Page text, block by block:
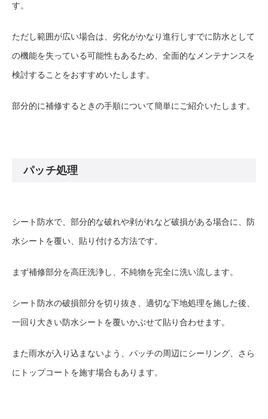
す。
ただし範囲が広い場合は、劣化がかなり進行しすでに防水として
の機能を失っている可能性もあるため、全面的なメンテナンスを
検討することをおすすめいたします。
部分的に補修するときの手順について簡単にご紹介いたします。
パッチ処理
シート防水で、部分的な破れや剥がれなど破損がある場合に、防
水シートを覆い、貼り付ける方法です。
まず補修部分を高圧洗浄し、不純物を完全に洗い流します。
シート防水の破損部分を切り抜き、適切な下地処理を施した後、
一回り大きい防水シートを覆いかぶせて貼り合わせます。
また雨水が入り込まないよう、パッチの周辺にシーリング、さら
にトップコートを施す場合もあります。